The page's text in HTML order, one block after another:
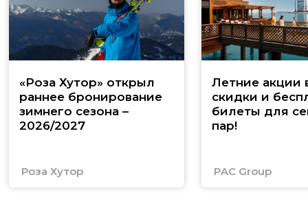
«Роза Хутор» открыл
раннее бронирование
зимнего сезона –
2026/2027
Роза Хутор
Летние акции
скидки и
билеты для
пар!
PAC Group